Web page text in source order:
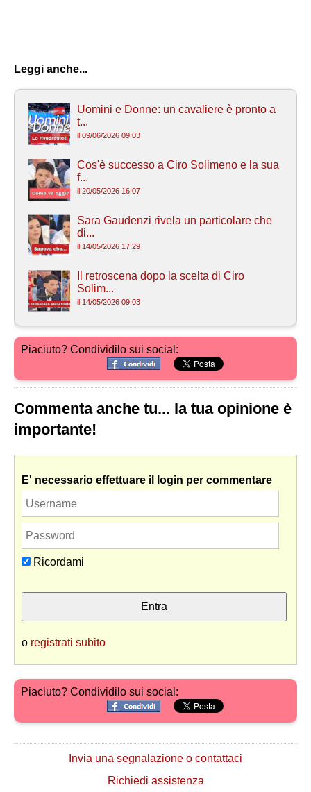
Leggi anche...
Uomini e Donne: un cavaliere è pronto a
t...
il 09/06/2026 09:03
Cos'è successo a Ciro Solimeno e la sua
f...
il 20/05/2026 16:07
Sara Gaudenzi rivela un particolare che
di...
il 14/05/2026 17:29
Il retroscena dopo la scelta di Ciro
Solim...
il 14/05/2026 09:03
Piaciuto? Condividilo sui social:
Commenta anche tu... la tua opinione è
importante!
E' necessario effettuare il login per commentare
Ricordami
o registrati subito
Piaciuto? Condividilo sui social:
Invia una segnalazione o contattaci
Richiedi assistenza